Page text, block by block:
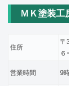
ＭＫ塗装工
住所
〒
営業時間 9